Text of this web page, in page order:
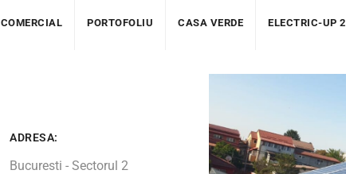
COMERCIAL PORTOFOLIU CASA VERDE ELECTRIC-UP 2
ADRESA:
Bucuresti - Sectorul 2